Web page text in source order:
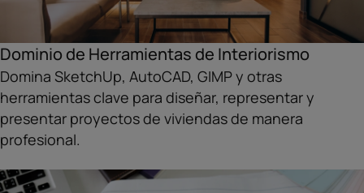
Dominio de Herramientas de Interiorismo
Domina SketchUp, AutoCAD, GIMP y otras
herramientas clave para diseñar, representar y
presentar proyectos de viviendas de manera
profesional.